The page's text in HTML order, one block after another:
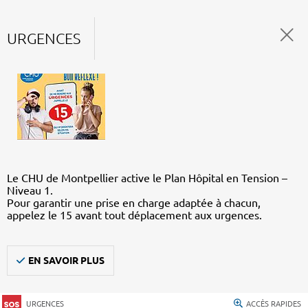
URGENCES
Le CHU de Montpellier active le Plan Hôpital en Tension –
Niveau 1.
Pour garantir une prise en charge adaptée à chacun,
appelez le 15 avant tout déplacement aux urgences.
EN SAVOIR PLUS
URGENCES ACCÈS RAPIDES